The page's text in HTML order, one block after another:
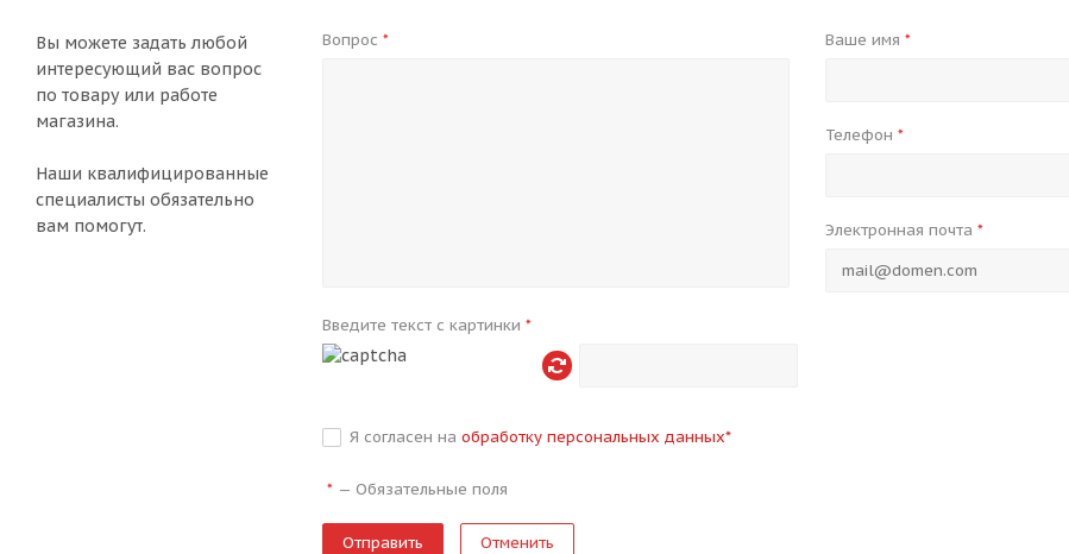
Вы можете задать любой
интересующий вас вопрос
по товару или работе
магазина.
Наши квалифицированные
специалисты обязательно
вам помогут.
Вопрос* Ваше имя *
Телефон *
Электронная почта *
Введите текст с картинки*
Я согласен наобработку персональных данных*
* —Обязательные поля
Отменить